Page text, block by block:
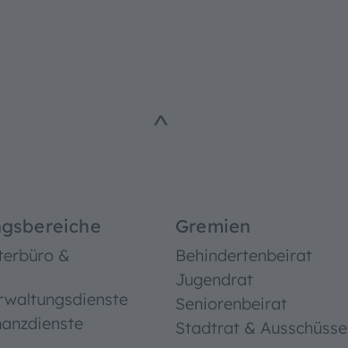
^
&
Gremien
Behindertenbeirat
Jugendrat
Seniorenbeirat
Stadtrat & Ausschüsse